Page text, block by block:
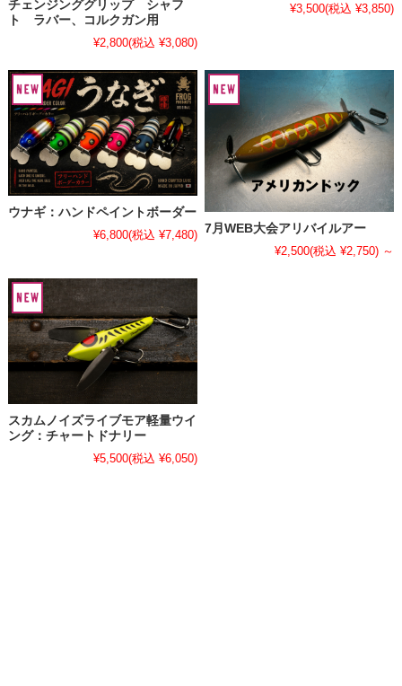
チェンジンググリップ シャフ
ト ラバー、コルクガン用
¥2,800(税込 ¥3,080)
¥3,500(税込 ¥3,850)
ウナギ：ハンドペイントボーダー
¥6,800(税込 ¥7,480) 7月WEB大会アリバイルアー
¥2,500(税込 ¥2,750) ～
スカムノイズライブモア軽量ウイ
ング：チャートドナリー
¥5,500(税込 ¥6,050)